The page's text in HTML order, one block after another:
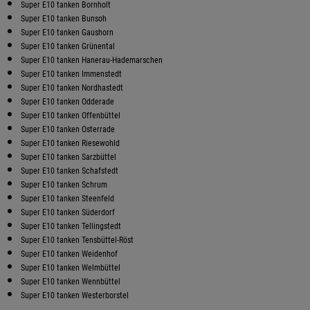
Super E10 tanken Bornholt
Super E10 tanken Bunsoh
Super E10 tanken Gaushorn
Super E10 tanken Grünental
Super E10 tanken Hanerau-Hademarschen
Super E10 tanken Immenstedt
Super E10 tanken Nordhastedt
Super E10 tanken Odderade
Super E10 tanken Offenbüttel
Super E10 tanken Osterrade
Super E10 tanken Riesewohld
Super E10 tanken Sarzbüttel
Super E10 tanken Schafstedt
Super E10 tanken Schrum
Super E10 tanken Steenfeld
Super E10 tanken Süderdorf
Super E10 tanken Tellingstedt
Super E10 tanken Tensbüttel-Röst
Super E10 tanken Weidenhof
Super E10 tanken Welmbüttel
Super E10 tanken Wennbüttel
Super E10 tanken Westerborstel